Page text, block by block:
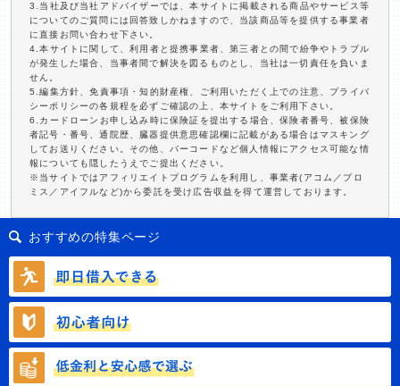
3.当社及び当社アドバイザーでは、本サイトに掲載される商品やサービス等
についてのご質問には回答致しかねますので、当該商品等を提供する事業者
に直接お問い合わせ下さい。
4.本サイトに関して、利用者と提携事業者、第三者との間で紛争やトラブル
が発生した場合、当事者間で解決を図るものとし、当社は一切責任を負いま
せん。
5.編集方針、免責事項・知的財産権、ご利用いただく上での注意、プライバ
シーポリシーの各規程を必ずご確認の上、本サイトをご利用下さい。
6.カードローンお申し込み時に保険証を提出する場合、保険者番号、被保険
者記号・番号、通院歴、臓器提供意思確認欄に記載がある場合はマスキング
してお送りください。その他、バーコードなど個人情報にアクセス可能な情
報についても隠したうえでご提出ください。
※当サイトではアフィリエイトプログラムを利用し、事業者(アコム／プロ
ミス／アイフルなど)から委託を受け広告収益を得て運営しております。
おすすめの特集ページ